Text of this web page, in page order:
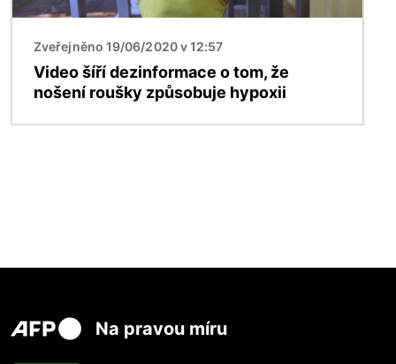
Zveřejněno 19/06/2020 v 12:57
Video šíří dezinformace o tom, že
nošení roušky způsobuje hypoxii
Na pravou míru